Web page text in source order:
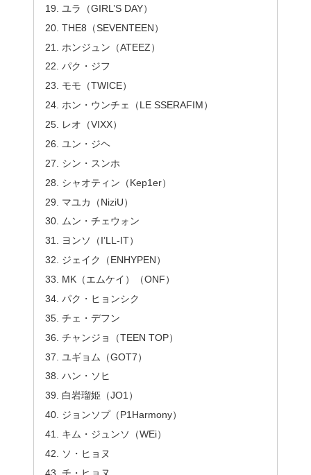
ユラ（GIRL’S DAY）
THE8（SEVENTEEN）
ホンジュン（ATEEZ）
パク・ジフ
モモ（TWICE）
ホン・ウンチェ（LE SSERAFIM）
レオ（VIXX）
ユン・ジヘ
シン・スンホ
シャオティン（Kep1er）
マユカ（NiziU）
ムン・チェウォン
ヨンソ（I’LL-IT）
ジェイク（ENHYPEN）
MK（エムケイ）（ONF）
パク・ヒョンシク
チェ・デフン
チャンジョ（TEEN TOP）
ユギョム（GOT7）
ハン・ソヒ
白岩瑠姫（JO1）
ジョンソプ（P1Harmony）
キム・ジュンソ（WEi）
ソ・ヒョヌ
チ・ヒョヌ